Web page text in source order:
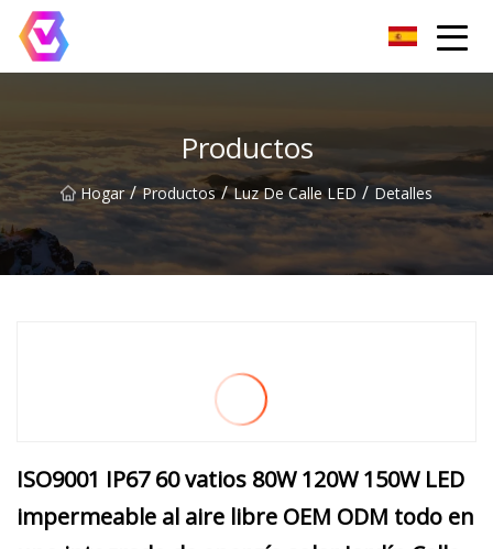
Productos
Hogar / Productos / Luz De Calle LED / Detalles
ISO9001 IP67 60 vatios 80W 120W 150W LED
impermeable al aire libre OEM ODM todo en